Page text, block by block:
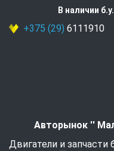
В наличии
+375 (29) 6111910
Авторынок ''
Двигатели и запчасти